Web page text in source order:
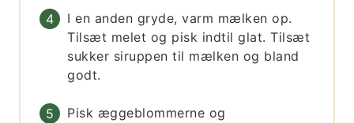
I en anden gryde, varm mælken op.
Tilsæt melet og pisk indtil glat. Tilsæt
sukker siruppen til mælken og bland
godt.
Pisk æggeblommerne og